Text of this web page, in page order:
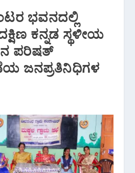
ಭವನದಲ್ಲಿ
ಕನ್ನಡ ಸ್ಥಳೀಯ
ಪರಿಷತ್
ಜನಪ್ರತಿನಿಧಿಗಳ